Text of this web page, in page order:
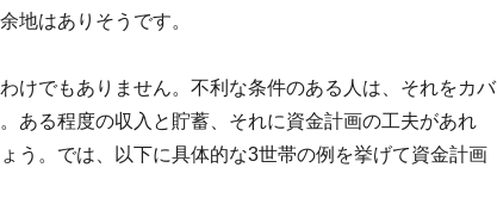
地はありそうです。
けでもありません。不利な条件のある人は、それをカバ
ある程度の収入と貯蓄、それに資金計画の工夫があれ
う。では、以下に具体的な3世帯の例を挙げて資金計画